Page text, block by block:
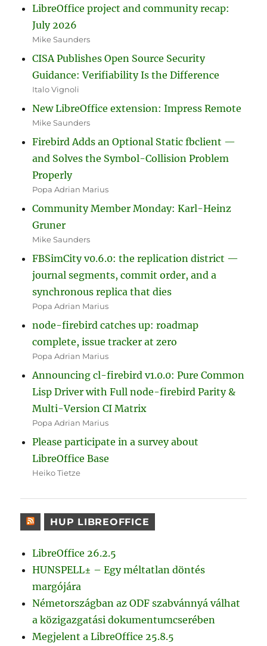
LibreOffice project and community recap:
July 2026
Mike Saunders
CISA Publishes Open Source Security
Guidance: Verifiability Is the Difference
Italo Vignoli
New LibreOffice extension: Impress Remote
Mike Saunders
Firebird Adds an Optional Static fbclient —
and Solves the Symbol-Collision Problem
Properly
Popa Adrian Marius
Community Member Monday: Karl-Heinz
Gruner
Mike Saunders
FBSimCity v0.6.0: the replication district —
journal segments, commit order, and a
synchronous replica that dies
Popa Adrian Marius
node-firebird catches up: roadmap
complete, issue tracker at zero
Popa Adrian Marius
Announcing cl-firebird v1.0.0: Pure Common
Lisp Driver with Full node-firebird Parity &
Multi-Version CI Matrix
Popa Adrian Marius
Please participate in a survey about
LibreOffice Base
Heiko Tietze
HUP LIBREOFFICE
LibreOffice 26.2.5
HUNSPELL± – Egy méltatlan döntés
margójára
Németországban az ODF szabvánnyá válhat
a közigazgatási dokumentumcserében
Megjelent a LibreOffice 25.8.5